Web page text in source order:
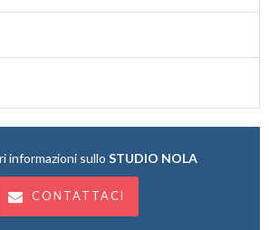
informazioni sullo STUDIO NOLA
CONTATTACI